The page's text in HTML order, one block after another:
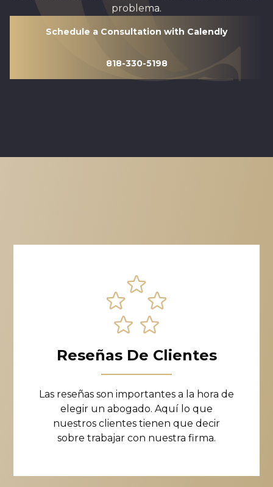
problema.
Schedule a Consultation with Calendly
818-330-5198
Reseñas De Clientes
Las reseñas son importantes a la hora de
elegir un abogado. Aquí lo que
nuestros clientes tienen que decir
sobre trabajar con nuestra firma.